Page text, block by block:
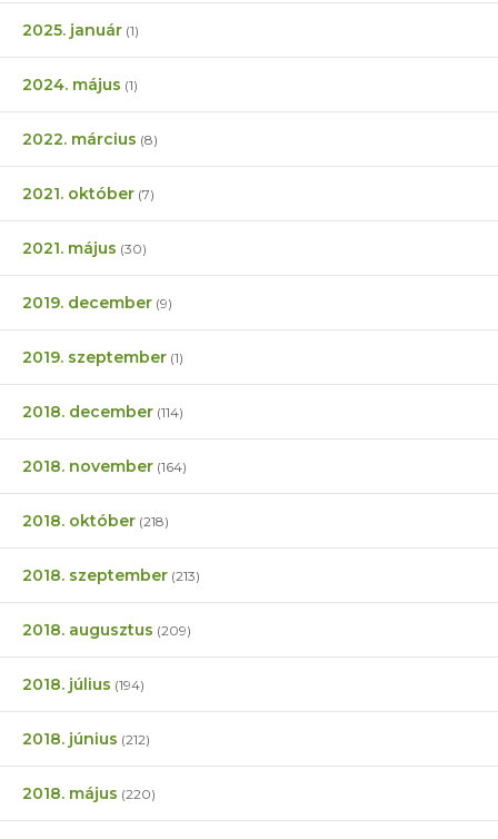
2025. január (1)
2024. május (1)
2022. március (8)
2021. október (7)
2021. május (30)
2019. december (9)
2019. szeptember (1)
2018. december (114)
2018. november (164)
2018. október (218)
2018. szeptember (213)
2018. augusztus (209)
2018. július (194)
2018. június (212)
2018. május (220)